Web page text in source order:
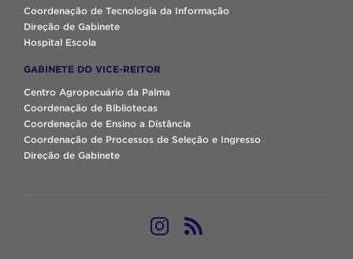
Coordenação de Tecnologia da Informação
Direção de Gabinete
Hospital Escola
GABINETE DO VICE-REITOR
Centro Agropecuário da Palma
Coordenação de Bibliotecas
Coordenação de Ensino a Distância
Coordenação de Processos de Seleção e Ingresso
Direção de Gabinete